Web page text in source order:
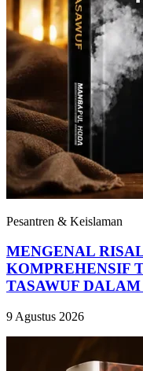
Pesantren & Keislaman
MENGENAL
KOMPREHENSIF
TASAWUF
9 Agustus 2026